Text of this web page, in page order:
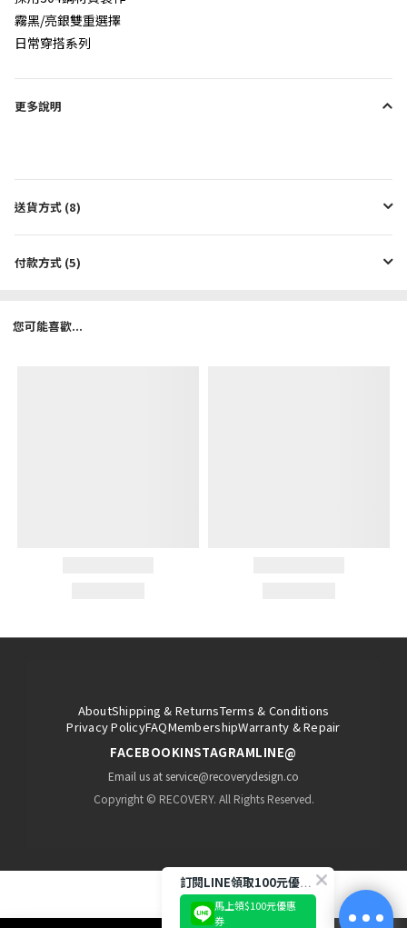
霧黑/亮銀雙重選擇
日常穿搭系列
更多說明
送貨方式 (8)
付款方式 (5)
您可能喜歡...
AboutShipping & ReturnsTerms & Conditions
Privacy PolicyFAQMembershipWarranty & Repair
FACEBOOKINSTAGRAMLINE@
Email us at service@recoverydesign.co
Copyright © RECOVERY. All Rights Reserved.
訂閱LINE領取100元優惠券!
馬上領$100元優惠
券